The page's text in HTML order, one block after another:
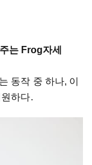
는 Frog자세
동작 중 하나, 이
하다.